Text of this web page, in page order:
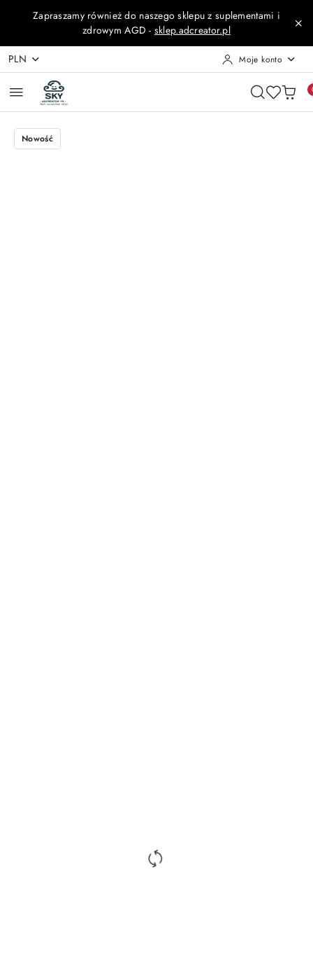
Przejdź do treści głównej
Przejdź do wyszukiwarki
Przejdź do moje konto
Przejdź do menu głównego
Przejdź do opisu produktu
Przejdź do stopki
Zapraszamy również do naszego sklepu z suplementami i
zdrowym AGD - sklep.adcreator.pl
PLN Moje konto
Nowość